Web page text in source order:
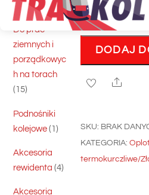
ilość
CIENKA
KOSZULKA
SZPULI
DODAJ
Share
SKU: BRAK
KATEGORIA:
termokurczliwe/
skrawające
5 5
produktów
Do prac
ziemnych i
porządkowyc
h na torach
1515
Podnośniki
kolejowe 11
produkt
Akcesoria
rewidenta 44
Akcesoria